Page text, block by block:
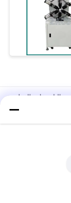
البارد ذات القطر
لأنابيب